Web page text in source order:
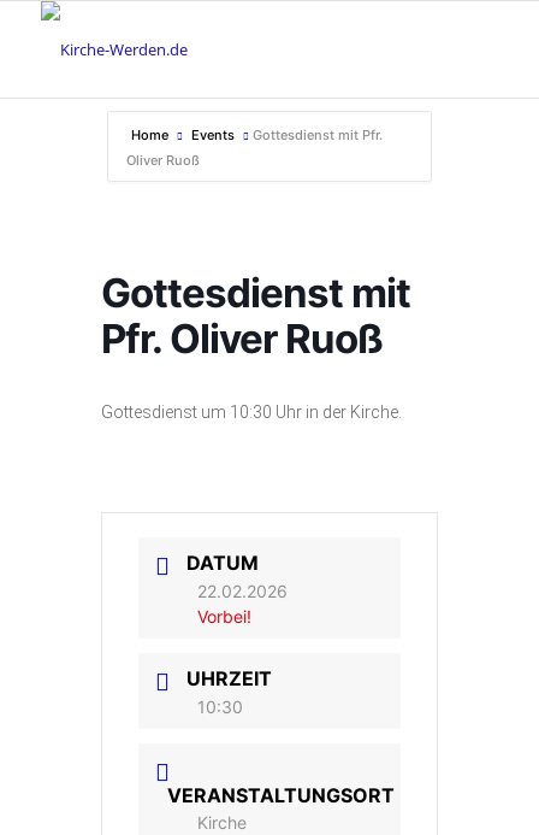
Home Events
Gottesdienst mit Pfr.
Oliver Ruoß
Gottesdienst mit
Pfr. Oliver Ruoß
Gottesdienst um 10:30 Uhr in der Kirche.
DATUM
22.02.2026
Vorbei!
UHRZEIT
10:30
VERANSTALTUNGSORT
Kirche